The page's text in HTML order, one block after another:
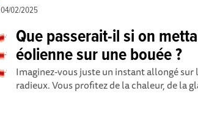
04/02/2025
Que passerait-il si on
éolienne sur une bouée ?
Imaginez-vous juste un instant allongé sur
radieux. Vous profitez de la chaleur, de la